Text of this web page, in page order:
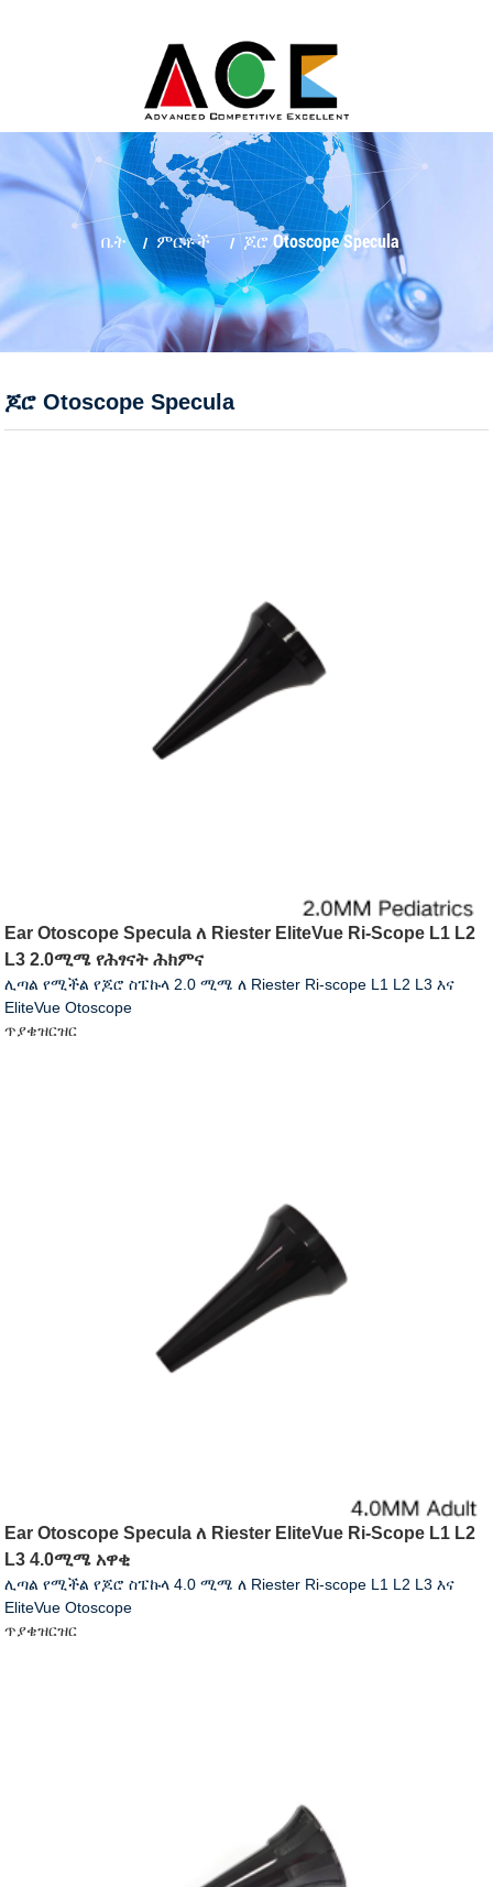
ቤት ምርቶች ጆሮ Otoscope Specula
ጆሮ Otoscope Specula
Ear Otoscope Specula ለ Riester EliteVue Ri-Scope L1 L2
L3 2.0ሚሜ የሕፃናት ሕክምና
ሊጣል የሚችል የጆሮ ስፔኩላ 2.0 ሚሜ ለ Riester Ri-scope L1 L2 L3 እና
EliteVue Otoscope
ጥያቄዝርዝር
Ear Otoscope Specula ለ Riester EliteVue Ri-Scope L1 L2
L3 4.0ሚሜ አዋቂ
ሊጣል የሚችል የጆሮ ስፔኩላ 4.0 ሚሜ ለ Riester Ri-scope L1 L2 L3 እና
EliteVue Otoscope
ጥያቄዝርዝር